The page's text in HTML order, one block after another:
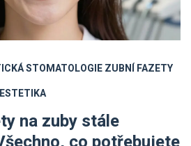
STOMATOLOGIEZUBNÍ FAZETY
na zuby stále